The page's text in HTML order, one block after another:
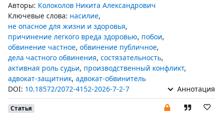
Авторы: Колоколов Никита Александрович
Ключевые слова: насилие,
не опасное для жизни и здоровья,
причинение легкого вреда здоровью, побои,
обвинение частное, обвинение публичное,
дела частного обвинения, состязательность,
активная роль судьи, производственный конфликт,
адвокат-защитник, адвокат-обвинитель
DOI: 10.18572/2072-4152-2026-7-2-7 Аннотация
Статья